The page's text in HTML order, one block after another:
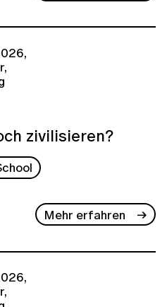
zivilisieren?
Mehr erfahren